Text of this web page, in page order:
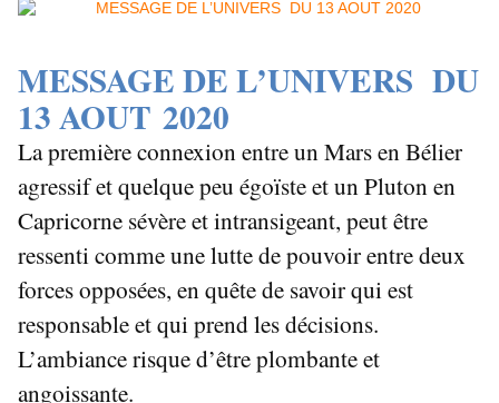
MESSAGE DE L’UNIVERS DU
13 AOUT 2020
La première connexion entre un Mars en Bélier
agressif et quelque peu égoïste et un Pluton en
Capricorne sévère et intransigeant, peut être
ressenti comme une lutte de pouvoir entre deux
forces opposées, en quête de savoir qui est
responsable et qui prend les décisions.
L’ambiance risque d’être plombante et
angoissante.